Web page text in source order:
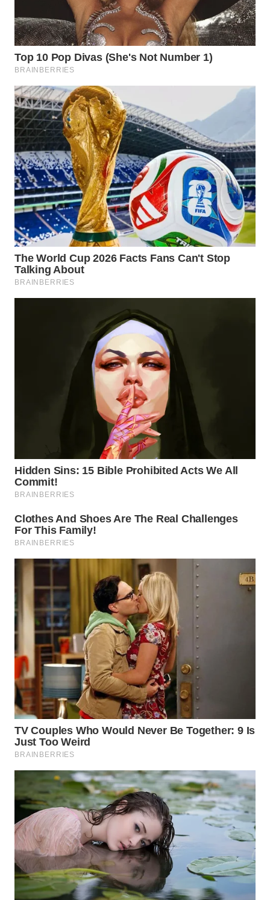
WN
KARAWANG
BEKASI
WN
BOGOR
WN
DEPOK
WN
TAPANULI
UTARA
WN
SAMOSIR
WN
KEPULAUAN
SERIBU
WN
TANGERANG
WN
WN
CIREBON
WN
INDRAMAYU
WN
KUNINGAN
WN
MAJALENGKA
WN
SUBANG
WN
SUKABUMI
WN
PURWAKARTA